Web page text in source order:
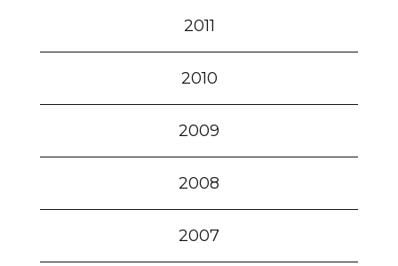
2011
2010
2009
2008
2007